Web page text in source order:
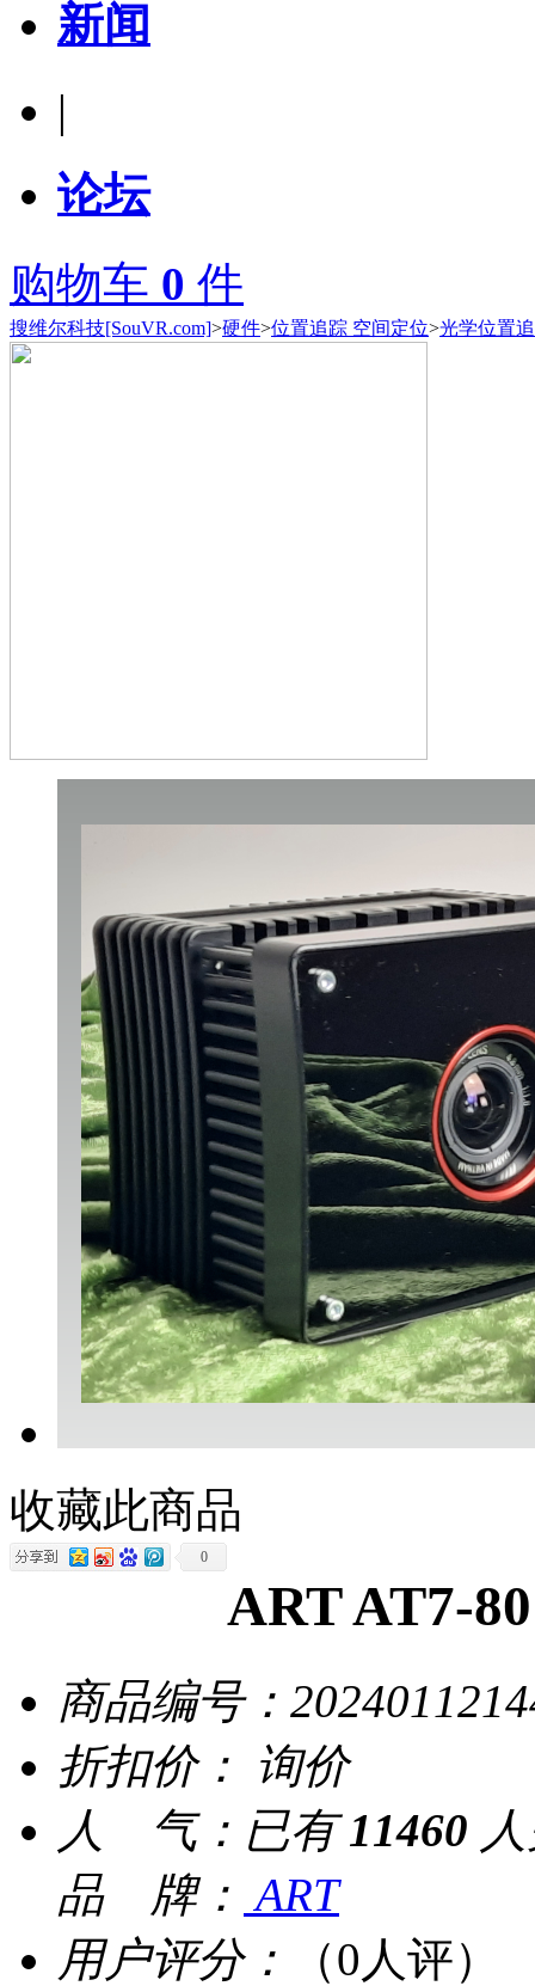
新闻
|
论坛
购物车 0 件
搜维尔科技[SouVR.com]>硬件>位置追踪 空间定位>光学位置
收藏此商品
0
ART AT7-
商品编号：
折扣价：
询价
人 气： 已有 11460
品 牌： ART
用户评分：
（0人评）